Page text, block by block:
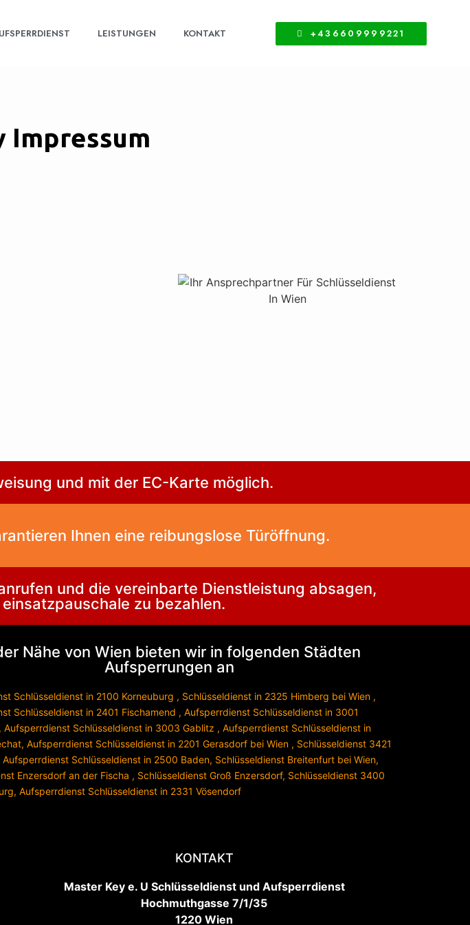
LEISTUNGEN KONTAKT +436609999221
Impressum
und mit der EC-Karte möglich.
Ihnen eine reibungslose Türöffnung.
und die vereinbarte Dienstleistung absagen,
zu bezahlen.
Nähe von Wien bieten wir in folgenden Städten
Aufsperrungen an
Schlüsseldienst in 2100 Korneuburg , Schlüsseldienst in 2325 Himberg bei Wien ,
Schlüsseldienst in 2401 Fischamend ,Aufsperrdienst Schlüsseldienst in 3001
,Aufsperrdienst Schlüsseldienst in 3003 Gablitz ,Aufsperrdienst Schlüsseldienst in
,Aufsperrdienst Schlüsseldienst in 2201 Gerasdorf bei Wien , Schlüsseldienst 3421
Aufsperrdienst Schlüsseldienst in 2500 Baden, Schlüsseldienst Breitenfurt bei Wien,
Enzersdorf an der Fischa , Schlüsseldienst Groß Enzersdorf, Schlüsseldienst 3400
,Aufsperrdienst Schlüsseldienst in 2331 Vösendorf
KONTAKT
Master Key e. U Schlüsseldienst und Aufsperrdienst
Hochmuthgasse 7/1/35
1220 Wien